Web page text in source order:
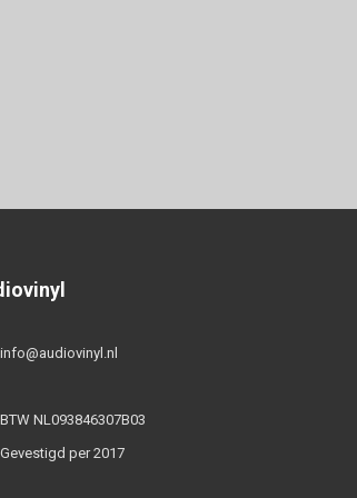
info@audiovinyl.nl
BTW NL093846307B03
Gevestigd per 2017